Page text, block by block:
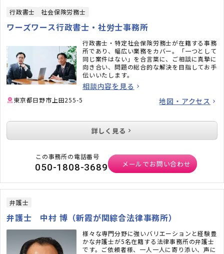
行政書士 社会保険労務士
ワーズワース行政書士・社労士事務所
行政書士・特定社会保険労務士が在籍する事務
所であり、幅広い業務をカバー。「一つとして
同じ案件はない」を合言葉に、ご相談に真摯に
向き合い、問題の総合的な解決を目指してお手
伝いいたします。
相談内容を見る
東京都日野市上田255-5 地図・アクセス
詳しく見る
この事務所の電話番号
050-1808-3689 メールでお問い合わせ
弁護士
弁護士 中村 博（新霞が関綜合法律事務所）
様々な専門分野に強いバリエーションと経験豊
かな弁護士が5名在籍する法律事務所の弁護士
です。ご依頼者様、一人一人に寄り添い、声に